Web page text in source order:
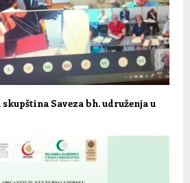
Saveza bh. udruženja u